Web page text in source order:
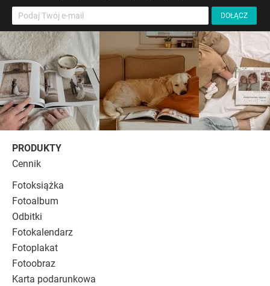
PRODUKTY
Cennik
Fotoksiążka
Fotoalbum
Odbitki
Fotokalendarz
Fotoplakat
Fotoobraz
Karta podarunkowa